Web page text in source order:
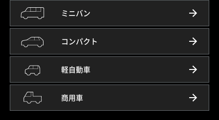
ミニバン
コンパクト
軽自動車
商用車